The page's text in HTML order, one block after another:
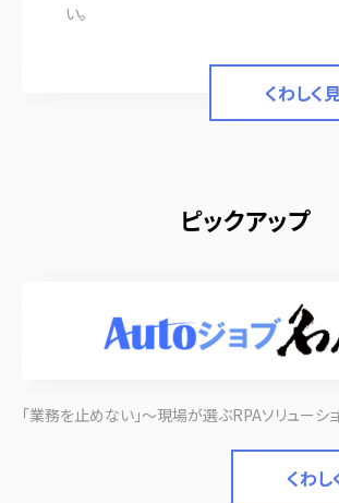
い。
くわしく
ピックアップ
「業務を止めない」～現場が選ぶRPAソリューシ
くわし